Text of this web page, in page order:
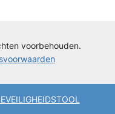
voorbehouden.